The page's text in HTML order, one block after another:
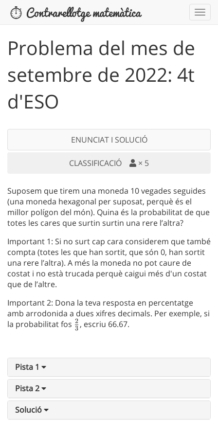
Problema del mes de
setembre de 2022: 4t
d'ESO
ENUNCIAT I SOLUCIÓ
CLASSIFICACIÓ × 5
Suposem que tirem una moneda 10 vegades seguides
(una moneda hexagonal per suposat, perquè és el
millor polígon del món). Quina és la probabilitat de que
totes les cares que surtin surtin una rere l’altra?
Important 1: Si no surt cap cara considerem que també
compta (totes les que han sortit, que són 0, han sortit
una rere l’altra). A més la moneda no pot caure de
costat i no està trucada perquè caigui més d'un costat
que de l’altre.
Important 2: Dona la teva resposta en percentatge
amb arrodonida a dues xifres decimals. Per exemple, si
la probabilitat fos \frac{2}
3
2 , escriu 66.67.
Pista 1
Pista 2
Solució